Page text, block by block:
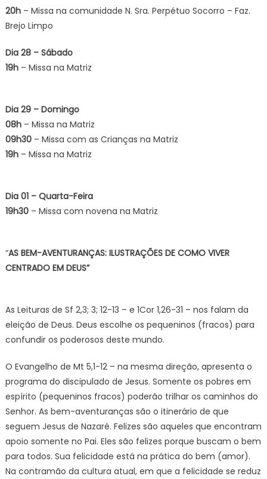
20h – Missa na comunidade N. Sra. Perpétuo Socorro – Faz.
Brejo Limpo
Dia 28 – Sábado
19h – Missa na Matriz
Dia 29 – Domingo
08h – Missa na Matriz
09h30 – Missa com as Crianças na Matriz
19h – Missa na Matriz
Dia 01 – Quarta-Feira
19h30 – Missa com novena na Matriz
“AS BEM-AVENTURANÇAS: ILUSTRAÇÕES DE COMO VIVER
CENTRADO EM DEUS”
As Leituras de Sf 2,3; 3; 12-13 – e 1Cor 1,26-31 – nos falam da
eleição de Deus. Deus escolhe os pequeninos (fracos) para
confundir os poderosos deste mundo.
O Evangelho de Mt 5,1-12 – na mesma direção, apresenta o
programa do discipulado de Jesus. Somente os pobres em
espírito (pequeninos fracos) poderão trilhar os caminhos do
Senhor. As bem-aventuranças são o itinerário de que
seguem Jesus de Nazaré. Felizes são aqueles que encontram
apoio somente no Pai. Eles são felizes porque buscam o bem
para todos. Sua felicidade está na prática do bem (amor).
Na contramão da cultura atual, em que a felicidade se reduz